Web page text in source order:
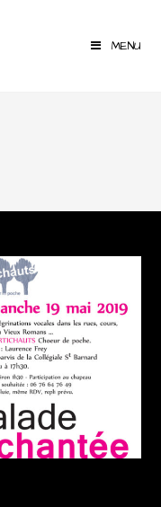
MENU